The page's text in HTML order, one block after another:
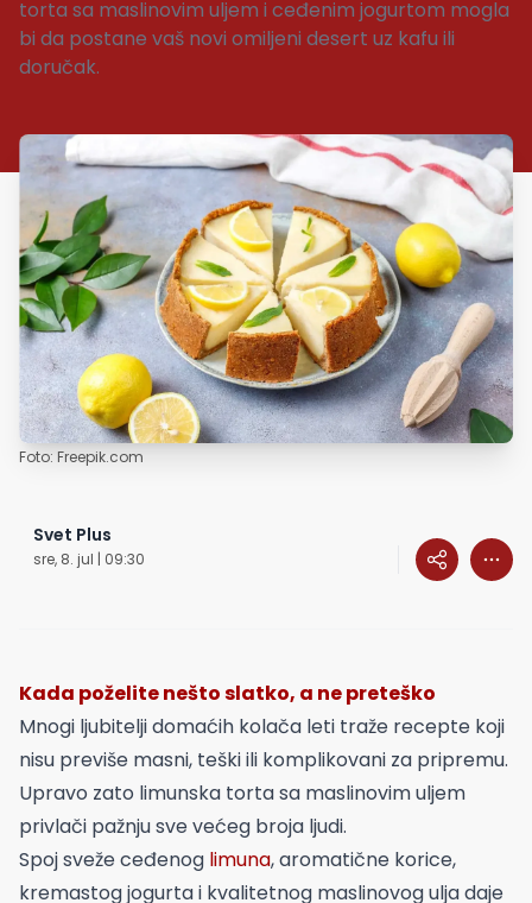
torta sa maslinovim uljem i ceđenim jogurtom mogla
bi da postane vaš novi omiljeni desert uz kafu ili
doručak.
Foto: Freepik.com
Svet Plus
sre, 8. jul | 09:30
Kada poželite nešto slatko, a ne preteško
Mnogi ljubitelji domaćih kolača leti traže recepte koji
nisu previše masni, teški ili komplikovani za pripremu.
Upravo zato limunska torta sa maslinovim uljem
privlači pažnju sve većeg broja ljudi.
Spoj sveže ceđenog limuna, aromatične korice,
kremastog jogurta i kvalitetnog maslinovog ulja daje